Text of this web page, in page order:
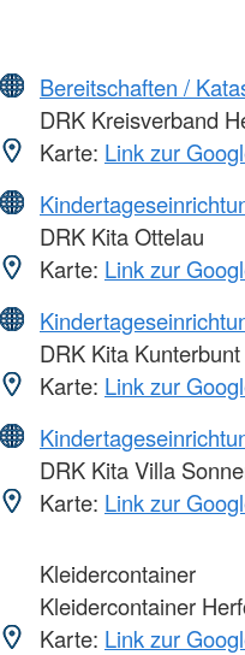
Bereitschaften /
DRK Kreisverband
Karte: Link zur
DRK Kita Ottelau
Karte: Link zur
DRK Kita Kunterbunt
Karte: Link zur
DRK Kita Villa
Karte: Link zur
Kleidercontainer
Kleidercontainer
Karte: Link zur